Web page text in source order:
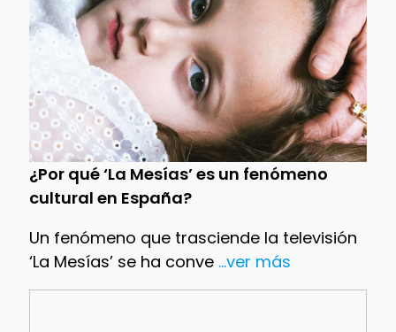
¿Por qué ‘La Mesías’ es un fenómeno
cultural en España?
Un fenómeno que trasciende la televisión
‘La Mesías’ se ha conve...ver más